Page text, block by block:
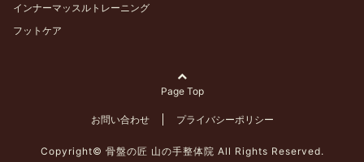
インナーマッスルトレーニング
フットケア
Page Top
お問い合わせ プライバシーポリシー
Copyright© 骨盤の匠 山の手整体院 All Rights Reserved.